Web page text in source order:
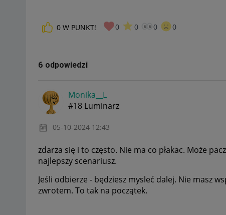
0 W PUNKT! 0 0 0 0
6 odpowiedzi
Monika__L
#18 Luminarz
‎05-10-2024 12:43
zdarza się i to często. Nie ma co płakac. Może
najlepszy scenariusz.
Jeśli odbierze - będziesz mysleć dalej. Nie masz
zwrotem. To tak na początek.